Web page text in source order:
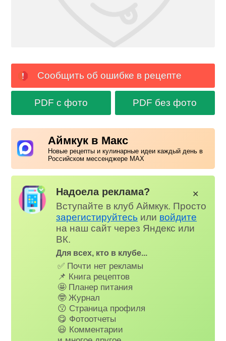
Сообщить об ошибке в рецепте
PDF с фото PDF без фото
Аймкук в Макс
Новые рецепты и кулинарные идеи каждый день в
Российском мессенджере MAX
Надоела реклама?
Вступайте в клуб Аймкук. Просто
зарегистируйтесь или войдите
на наш сайт через Яндекс или
ВК.
Для всех, кто в клубе...
✅ Почти нет рекламы
📌 Книга рецептов
🤩 Планер питания
🤓 Журнал
😗 Страница профиля
😋 Фотоотчеты
😃 Комментарии
✕